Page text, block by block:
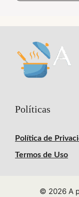
Políticas
Política de
Termos de Uso
© 2026 A